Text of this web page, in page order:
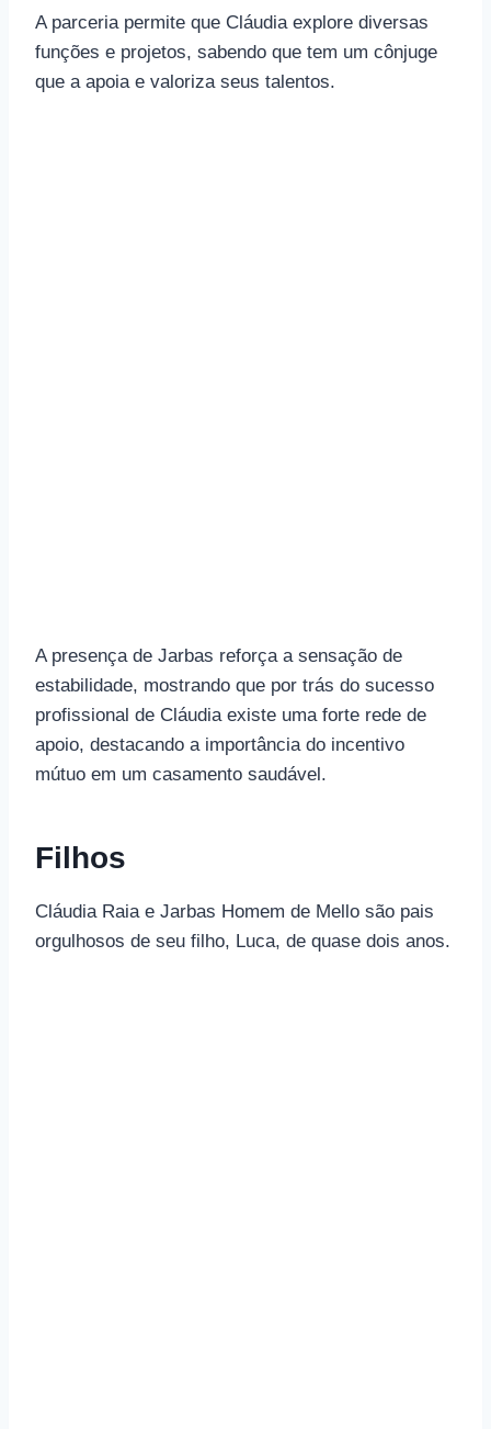
A parceria permite que Cláudia explore diversas
funções e projetos, sabendo que tem um cônjuge
que a apoia e valoriza seus talentos.
A presença de Jarbas reforça a sensação de
estabilidade, mostrando que por trás do sucesso
profissional de Cláudia existe uma forte rede de
apoio, destacando a importância do incentivo
mútuo em um casamento saudável.
Filhos
Cláudia Raia e Jarbas Homem de Mello são pais
orgulhosos de seu filho, Luca, de quase dois anos.